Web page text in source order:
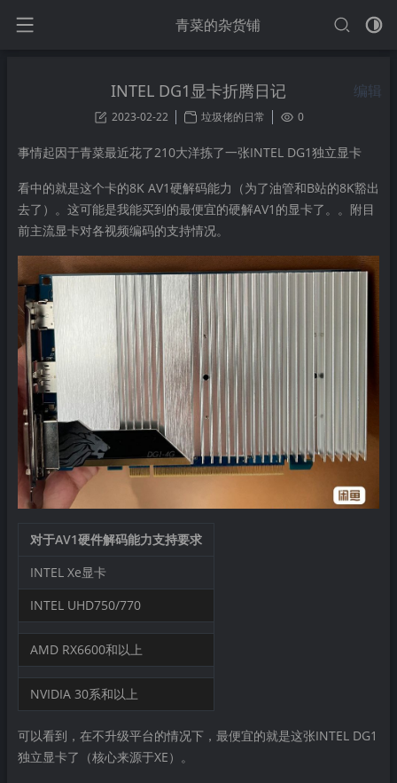
青菜的杂货铺
INTEL DG1显卡折腾日记 编辑
2023-02-22 垃圾佬的日常 0
事情起因于青菜最近花了210大洋拣了一张INTEL DG1独立显卡
看中的就是这个卡的8K AV1硬解码能力（为了油管和B站的8K豁出
去了）。这可能是我能买到的最便宜的硬解AV1的显卡了。。附目
前主流显卡对各视频编码的支持情况。
对于AV1硬件解码能力支持要求
INTEL Xe显卡
INTEL UHD750/770
AMD RX6600和以上
NVIDIA 30系和以上
可以看到，在不升级平台的情况下，最便宜的就是这张INTEL DG1
独立显卡了（核心来源于XE）。